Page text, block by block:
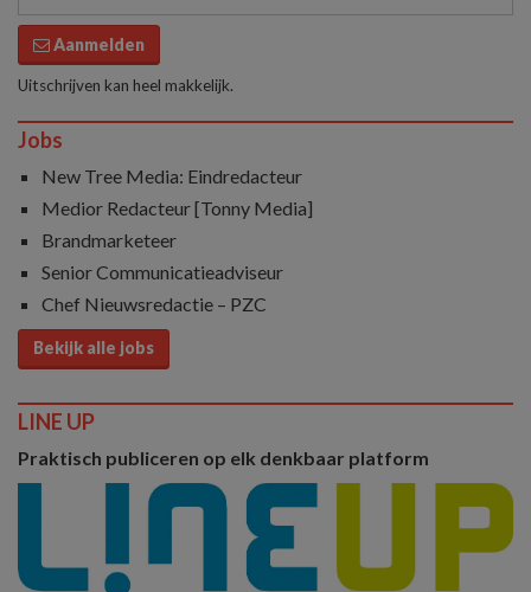
Aanmelden
Uitschrijven kan heel makkelijk.
Jobs
New Tree Media: Eindredacteur
Medior Redacteur [Tonny Media]
Brandmarketeer
Senior Communicatieadviseur
Chef Nieuwsredactie – PZC
Bekijk alle jobs
LINE UP
Praktisch publiceren op elk denkbaar platform